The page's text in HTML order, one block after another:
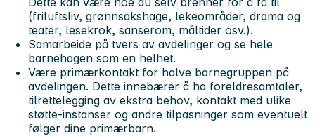
(friluftsliv, grønnsakshage, lekeområder, drama og
teater, lesekrok, sanserom, måltider osv.).
Samarbeide på tvers av avdelinger og se hele
barnehagen som en helhet.
Være primærkontakt for halve barnegruppen på
avdelingen. Dette innebærer å ha foreldresamtaler,
tilrettelegging av ekstra behov, kontakt med ulike
støtte-instanser og andre tilpasninger som eventuelt
følger dine primærbarn.